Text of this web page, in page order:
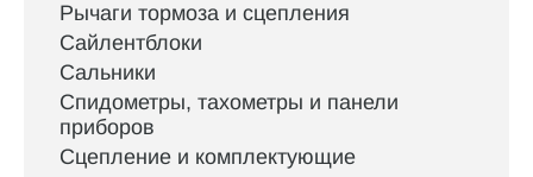
Рычаги тормоза и сцепления
Сайлентблоки
Сальники
Спидометры, тахометры и панели
приборов
Сцепление и комплектующие